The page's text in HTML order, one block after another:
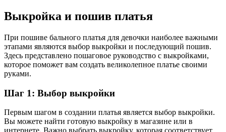
Выкройка и пошив платья
При пошиве бального платья для девочки наиболее важными
этапами являются выбор выкройки и последующий пошив.
Здесь представлено пошаговое руководство с выкройками,
которое поможет вам создать великолепное платье своими
руками.
Шаг 1: Выбор выкройки
Первым шагом в создании платья является выбор выкройки.
Вы можете найти готовую выкройку в магазине или в